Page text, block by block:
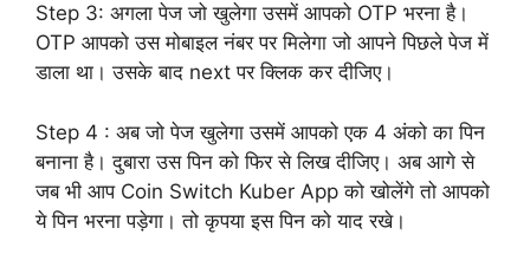
Step 3: अगला पेज जो खुलेगा उसमें आपको OTP भरना है।
OTP आपको उस मोबाइल नंबर पर मिलेगा जो आपने पिछले पेज में
डाला था। उसके बाद next पर क्लिक कर दीजिए।
Step 4 : अब जो पेज खुलेगा उसमें आपको एक 4 अंको का पिन
बनाना है। दुबारा उस पिन को फिर से लिख दीजिए। अब आगे से
जब भी आप Coin Switch Kuber App को खोलेंगे तो आपको
ये पिन भरना पड़ेगा। तो कृपया इस पिन को याद रखे।